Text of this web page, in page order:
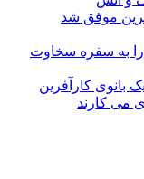
موفق شد
را به سفره سخاوت
بانوی کارآفرین
می کارند